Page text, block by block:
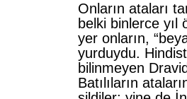
Onların ataları
belki binlerce yıl
yer onların,
yurduydu.
bilinmeyen
Batılıların